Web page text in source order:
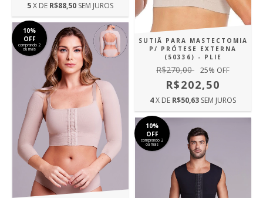
5X DE R$88,50 SEM JUROS
10%
OFF
comprando 2
ou mais
SUTIÃ PARA MASTECTOMIA
P/ PRÓTESE EXTERNA
(50336) - PLIE
R$270,00 25% OFF
R$202,50
4X DE R$50,63 SEM JUROS
10%
OFF
comprando 2
ou mais